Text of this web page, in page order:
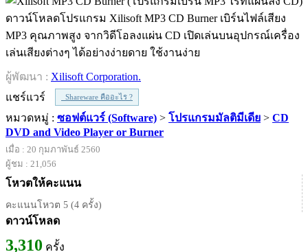
ดาวน์โหลดโปรแกรม Xilisoft MP3 CD Burner เบิร์นไฟล์เสียง
MP3 คุณภาพสูง จากวิดีโอลงแผ่น CD เปิดเล่นบนอุปกรณ์เครื่อง
เล่นเสียงต่างๆ ได้อย่างง่ายดาย ใช้งานง่าย
ผู้พัฒนา : Xilisoft Corporation.
แชร์แวร์
Shareware คืออะไร ?
หมวดหมู่ : ซอฟต์แวร์ (Software) > โปรแกรมมัลติมีเดีย > CD
DVD and Video Player or Burner
เมื่อ : 20 กุมภาพันธ์ 2560
ผู้ชม : 21,056
โหวตให้คะแนน
คะแนนโหวต 5 (4 ครั้ง)
ดาวน์โหลด
3,310 ครั้ง